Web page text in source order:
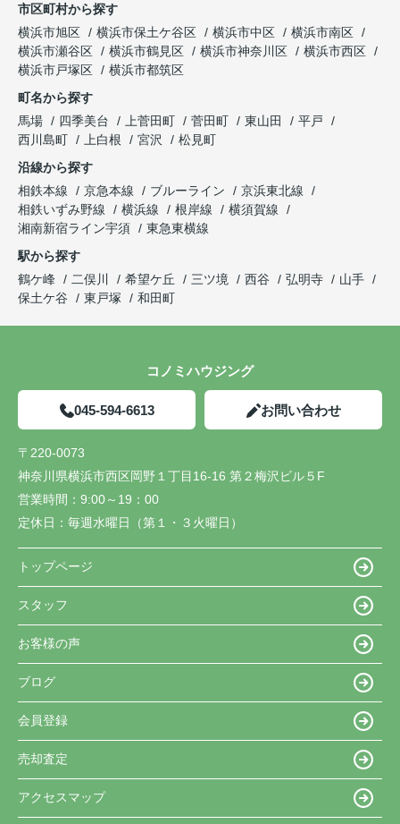
市区町村から探す
横浜市旭区
横浜市保土ケ谷区 横浜市中区
横浜市南区
横浜市瀬谷区
横浜市鶴見区 横浜市神奈川区
横浜市西区
横浜市戸塚区
横浜市都筑区
町名から探す
馬場
四季美台 上菅田町 菅田町 東山田
平戸
西川島町
上白根 宮沢
松見町
沿線から探す
相鉄本線
京急本線 ブルーライン
京浜東北線
相鉄いずみ野線
横浜線 根岸線
横須賀線
湘南新宿ライン宇須
東急東横線
駅から探す
鶴ケ峰
二俣川 希望ケ丘 三ツ境 西谷 弘明寺
山手
保土ケ谷
東戸塚 和田町
コノミハウジング
045-594-6613 お問い合わせ
〒220-0073
神奈川県横浜市西区岡野１丁目16-16 第２梅沢ビル５F
営業時間： 9:00～19：00
定休日： 毎週水曜日（第１・３火曜日）
トップページ
スタッフ
お客様の声
ブログ
会員登録
売却査定
アクセスマップ